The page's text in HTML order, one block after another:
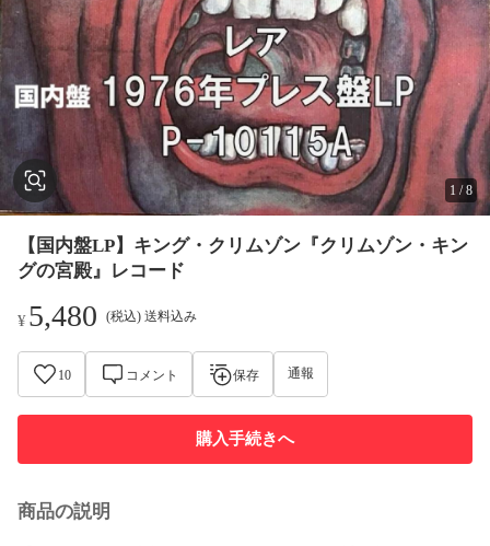
1 /8
【国内盤LP】キング・クリムゾン『クリムゾン・キン
グの宮殿』レコード
¥5,480 (税込) 送料込み
10 コメント 保存 通報
購入手続きへ
商品の説明